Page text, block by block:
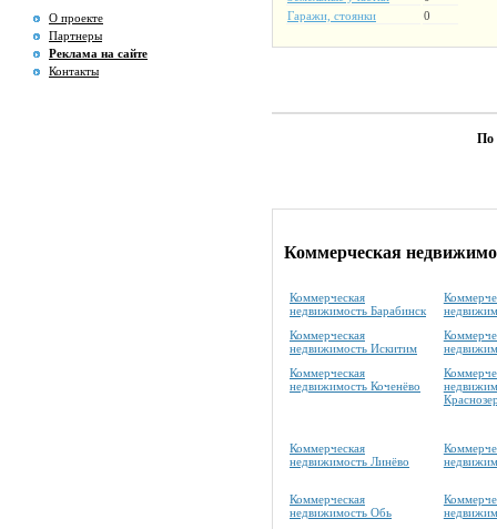
О проекте
Партнеры
Реклама на сайте
Контакты
Гаражи, стоянки
0
По
Коммерческая
Коммерческая
недвижимость Барабинск
Коммерческая
недвижимость Искитим
Коммерческая
недвижимость Коченёво
Коммерческая
недвижимость Линёво
Коммерческая
недвижимость Обь